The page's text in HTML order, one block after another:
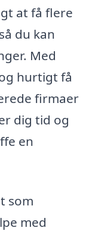
at få flere
du kan
Med
hurtigt få
firmaer
dig tid og
en
som
med